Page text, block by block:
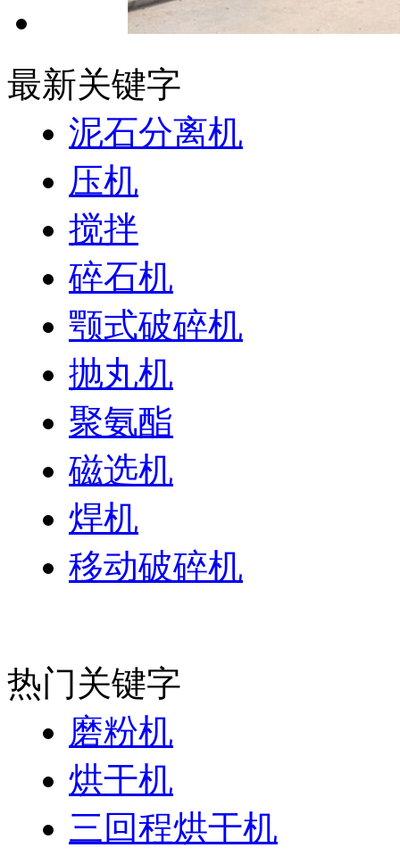
最新关键字
泥石分离机
压机
搅拌
碎石机
颚式破碎机
抛丸机
聚氨酯
磁选机
焊机
移动破碎机
热门关键字
磨粉机
烘干机
三回程烘干机